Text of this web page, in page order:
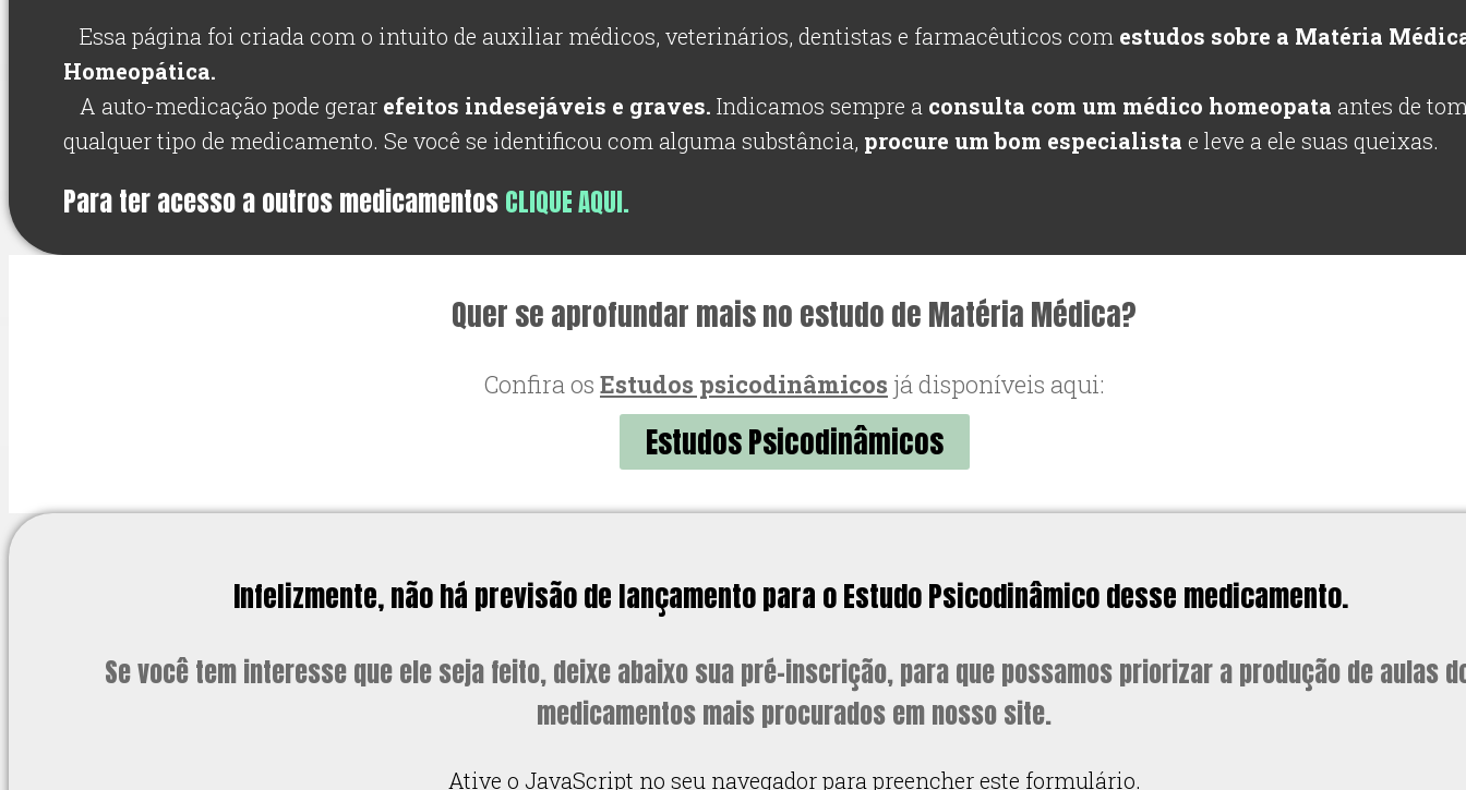
Essa página foi criada com o intuito de auxiliar médicos, veterinários, dentistas e farmacêuticos com estudos sobre a Matéria
Homeopática.
A auto-medicação pode gerar efeitos indesejáveis e graves. Indicamos sempre a consulta com um médico homeopata antes de
qualquer tipo de medicamento. Se você se identificou com alguma substância, procure um bom especialista e leve a ele suas queixas.
Para ter acesso a outros medicamentos CLIQUE AQUI.
Quer se aprofundar mais no estudo de Matéria Médica?
Confira os Estudos psicodinâmicos já disponíveis aqui:
Estudos Psicodinâmicos
Infelizmente, não há previsão de lançamento para o Estudo Psicodinâmico desse medicamento.
Se você tem interesse que ele seja feito, deixe abaixo sua pré-inscrição, para que possamos priorizar a produção de aulas
medicamentos mais procurados em nosso site.
Ative o JavaScript no seu navegador para preencher este formulário.